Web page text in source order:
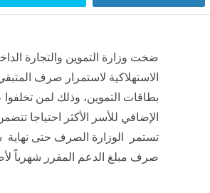
ضخت وزارة التموين والتجارة
الاستهلاكية لاستمرار صرف
بطاقات التموين، وذلك لمن
تستمر الوزارة الصرف حتى نهاية
صرف مبلغ الدعم المقرر شهرياً